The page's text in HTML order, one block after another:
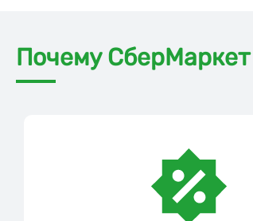
Почему СберМаркет